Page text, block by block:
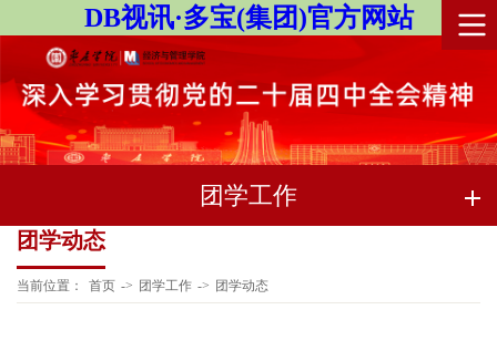
DB视讯·多宝(集团)官方网站
团学工作
团学动态
当前位置： 首页 -> 团学工作 -> 团学动态